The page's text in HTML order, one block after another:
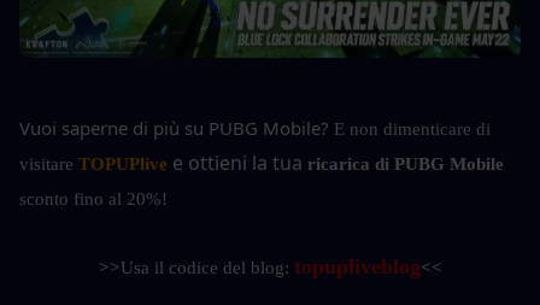
Vuoi saperne di più su PUBG Mobile? E non dimenticare di
visitare TOPUPlive e ottieni la tua
sconto fino al 20%!
>>Usa il codice del blog: topupliveblog<<